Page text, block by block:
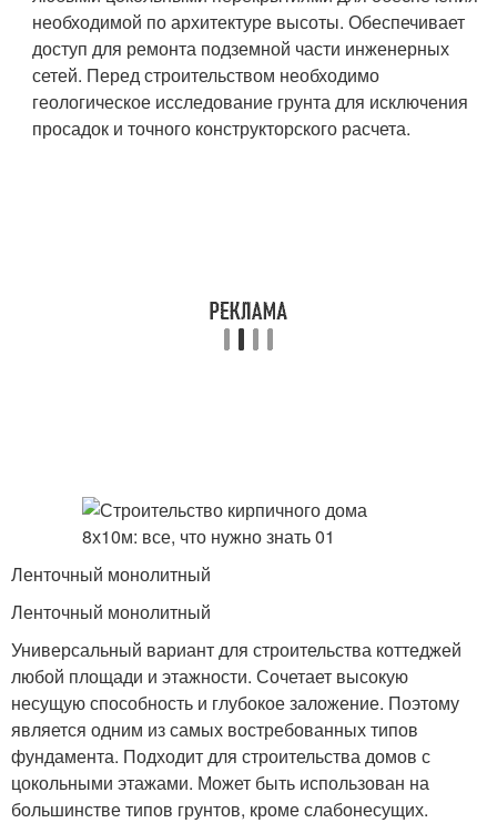
необходимой по архитектуре высоты. Обеспечивает
доступ для ремонта подземной части инженерных
сетей. Перед строительством необходимо
геологическое исследование грунта для исключения
просадок и точного конструкторского расчета.
Ленточный монолитный
Ленточный монолитный
Универсальный вариант для строительства коттеджей
любой площади и этажности. Сочетает высокую
несущую способность и глубокое заложение. Поэтому
является одним из самых востребованных типов
фундамента. Подходит для строительства домов с
цокольными этажами. Может быть использован на
большинстве типов грунтов, кроме слабонесущих.